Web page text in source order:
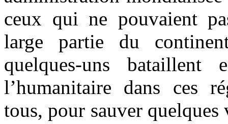
ceux qui ne pouvaient
large partie du
quelques-uns
l’humanitaire dans ces
tous, pour sauver quelques